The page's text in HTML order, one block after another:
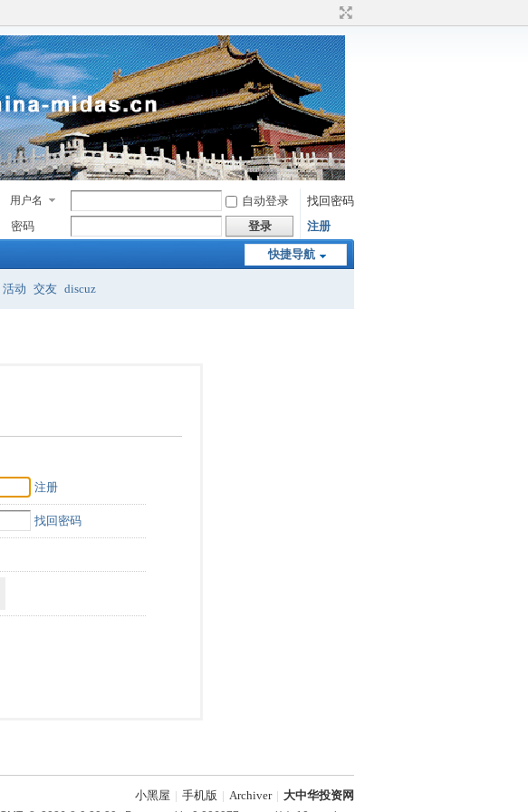
用户名 自动登录
找回密码
密码
登录 注册
快捷导航
活动 交友 discuz
注册
找回密码
小黑屋 | 手机版 | Archiver | 大中华投资网